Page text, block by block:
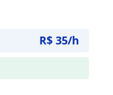
R$ 35/h